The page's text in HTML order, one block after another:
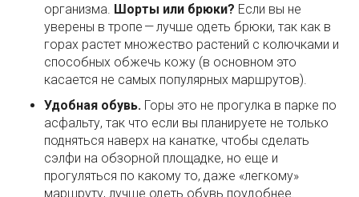
организма. Шорты или брюки? Если вы не
уверены в тропе — лучше одеть брюки, так как в
горах растет множество растений с колючками и
способных обжечь кожу (в основном это
касается не самых популярных маршрутов).
Удобная обувь. Горы это не прогулка в парке по
асфальту, так что если вы планируете не только
подняться наверх на канатке, чтобы сделать
сэлфи на обзорной площадке, но еще и
прогуляться по какому то, даже «легкому»
маршруту, лучше одеть обувь поудобнее.